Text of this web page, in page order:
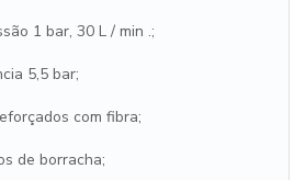
1 bar, 30 L / min .;
5,5 bar;
com fibra;
de borracha;